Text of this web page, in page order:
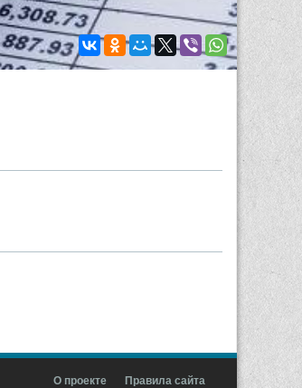
О проекте Правила сайта